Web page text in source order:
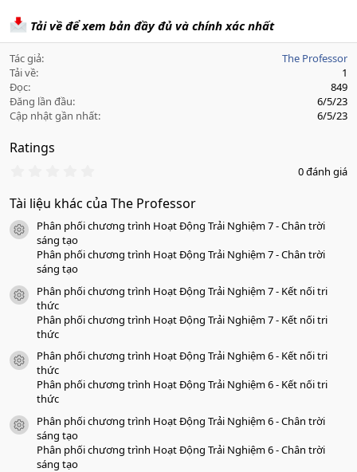
Tải về để xem bản đầy đủ và chính xác nhất
Tác giả
The Professor
Tải về
1
Đọc
849
Đăng lần đầu
6/5/23
Cập nhật gần nhất
6/5/23
Ratings
0
0
a
0 đánh giá
Tài liệu khác của The Professor
icon tài liệu
Phân phối chương trình Hoạt Động Trải Nghiệm 7 - Chân trời
sáng tạo
Phân phối chương trình Hoạt Động Trải Nghiệm 7 - Chân trời
sáng tạo
icon tài liệu
Phân phối chương trình Hoạt Động Trải Nghiệm 7 - Kết nối tri
thức
Phân phối chương trình Hoạt Động Trải Nghiệm 7 - Kết nối tri
thức
icon tài liệu
Phân phối chương trình Hoạt Động Trải Nghiệm 6 - Kết nối tri
thức
Phân phối chương trình Hoạt Động Trải Nghiệm 6 - Kết nối tri
thức
icon tài liệu
Phân phối chương trình Hoạt Động Trải Nghiệm 6 - Chân trời
sáng tạo
Phân phối chương trình Hoạt Động Trải Nghiệm 6 - Chân trời
sáng tạo